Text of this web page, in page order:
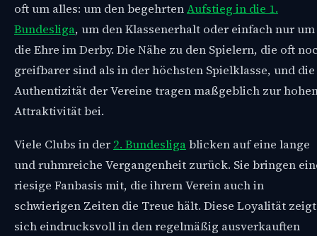
oft um alles: um den begehrtenAufstieg in die 1.
Bundesliga, um den Klassenerhalt oder einfach nur um
die Ehre im Derby. Die Nähe zu den Spielern, die oft
greifbarer sind als in der höchsten Spielklasse, und die
Authentizität der Vereine tragen maßgeblich zur
Attraktivität bei.
Viele Clubs in der 2. Bundesligablicken auf eine lange
und ruhmreiche Vergangenheit zurück. Sie bringen
riesige Fanbasis mit, die ihrem Verein auch in
schwierigen Zeiten die Treue hält. Diese Loyalität zeigt
sich eindrucksvoll in den regelmäßig ausverkauften